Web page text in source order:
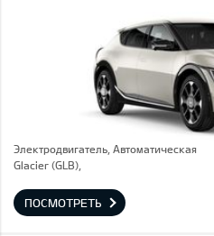
Электродвигатель, Автоматическая
Glacier (GLB),
ПОСМОТРЕТЬ